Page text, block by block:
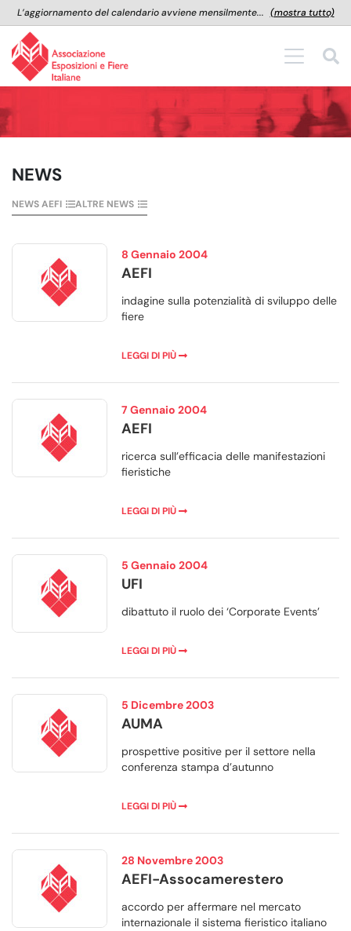
L’aggiornamento del calendario avviene mensilmente... (mostra tutto)
NEWS
NEWS AEFI ALTRE NEWS
8 Gennaio 2004
AEFI
indagine sulla potenzialità di sviluppo delle
fiere
LEGGI DI PIÙ
7 Gennaio 2004
AEFI
ricerca sull’efficacia delle manifestazioni
fieristiche
LEGGI DI PIÙ
5 Gennaio 2004
UFI
dibattuto il ruolo dei ‘Corporate Events’
LEGGI DI PIÙ
5 Dicembre 2003
AUMA
prospettive positive per il settore nella
conferenza stampa d’autunno
LEGGI DI PIÙ
28 Novembre 2003
AEFI-Assocamerestero
accordo per affermare nel mercato
internazionale il sistema fieristico italiano